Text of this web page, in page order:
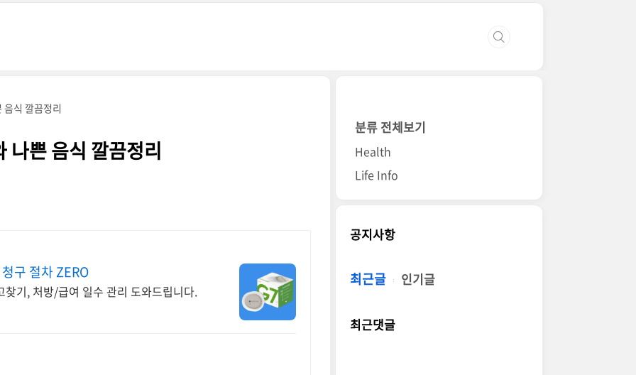
식 깔끔정리
나쁜 음식 깔끔정리
구 절차 ZERO
기, 처방/급여 일수 관리 도와드립니다.
분류 전체보기
Health
Life Info
공지사항
최근글 인기글
최근댓글